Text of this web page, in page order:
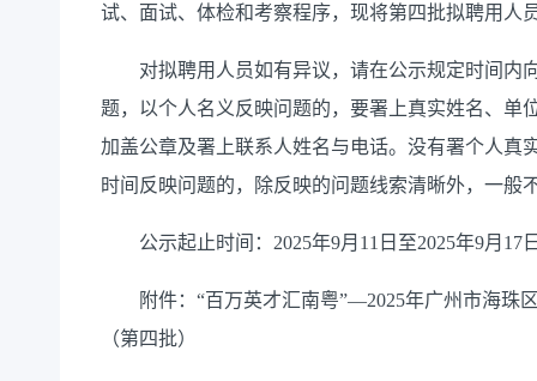
试、面试、体检和考察程序，现将第四批拟聘用人
对拟聘用人员如有异议，请在公示规定时间内
题，以个人名义反映问题的，要署上真实姓名、单
加盖公章及署上联系人姓名与电话。没有署个人真
时间反映问题的，除反映的问题线索清晰外，一般
公示起止时间：2025年9月11日至2025年9月17
附件：“百万英才汇南粤”—2025年广州市海珠
（第四批）